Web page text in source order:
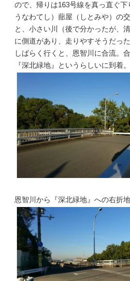
ので、帰りは163号線を真っ直ぐ下
うなわてし）蔀屋（しとみや）の
と、小さい川（後で分かったが、
に側道があり、走りやすそうだっ
しばらく行くと、恩智川に合流。
『深北緑地』というらしいに到着。
恩智川から『深北緑地』への右折地